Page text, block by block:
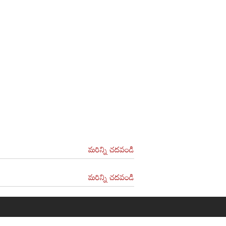
మరిన్ని చదవండి
మరిన్ని చదవండి